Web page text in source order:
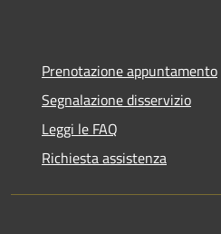
Prenotazione appuntamento
Segnalazione disservizio
Leggi le FAQ
Richiesta assistenza